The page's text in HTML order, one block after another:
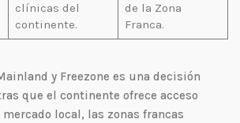
clínicas del
continente.
de la Zona
Franca.
y Freezone es una decisión
que el continente ofrece acceso
local, las zonas francas